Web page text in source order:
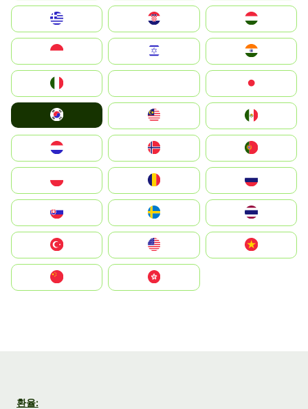
Magyarország
South Korea
United States
中國香港特別行政區
환율: